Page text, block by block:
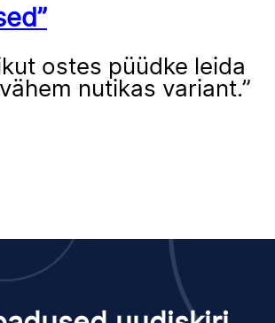
ostes püüdke leida
nutikas variant.”